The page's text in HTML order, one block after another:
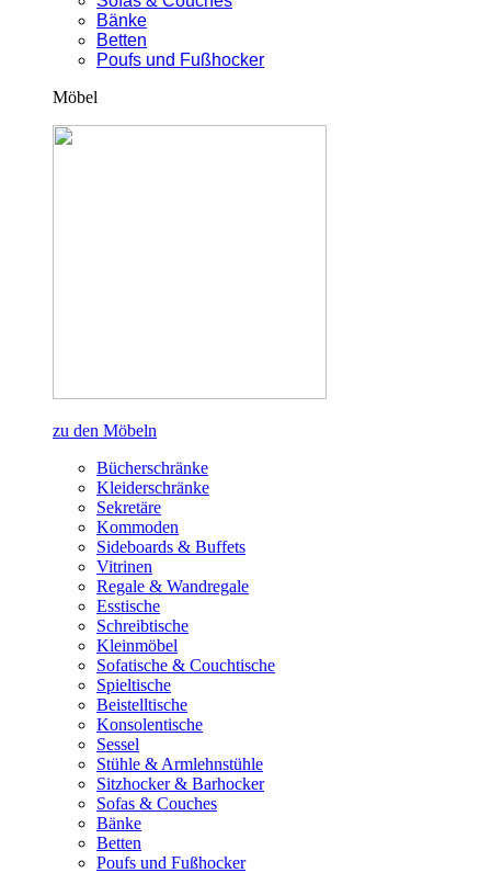
Bänke
Betten
Poufs und Fußhocker
Möbel
zu den Möbeln
Bücherschränke
Kleiderschränke
Sekretäre
Kommoden
Sideboards & Buffets
Vitrinen
Regale & Wandregale
Esstische
Schreibtische
Kleinmöbel
Sofatische & Couchtische
Spieltische
Beistelltische
Konsolentische
Sessel
Stühle & Armlehnstühle
Sitzhocker & Barhocker
Sofas & Couches
Bänke
Betten
Poufs und Fußhocker